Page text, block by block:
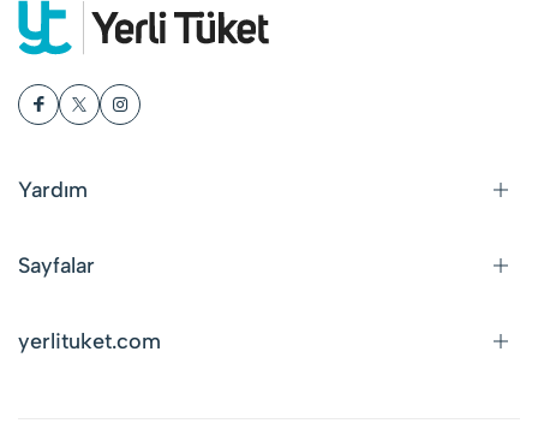
Yardım
Sayfalar
yerlituket.com